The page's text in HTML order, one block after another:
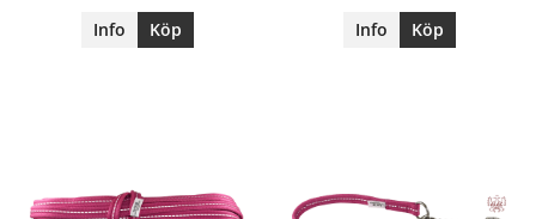
Info Köp Info Köp